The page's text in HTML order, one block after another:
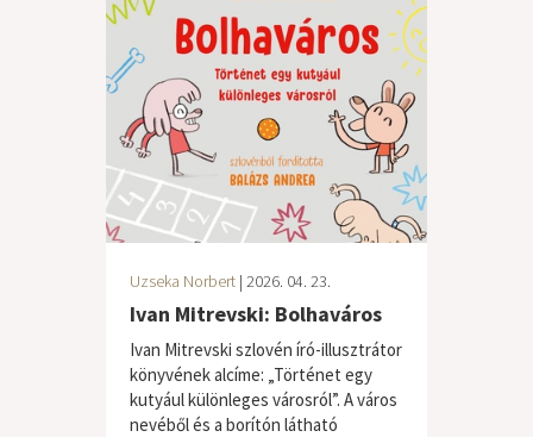
Uzseka Norbert | 2026. 04. 23.
Ivan Mitrevski: Bolhaváros
Ivan Mitrevski szlovén író-illusztrátor
könyvének alcíme: „Történet egy
kutyául különleges városról”. A város
nevéből és a borítón látható